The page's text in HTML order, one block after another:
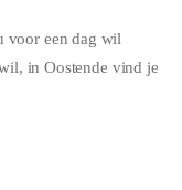
voor een dag wil
in Oostende vind je